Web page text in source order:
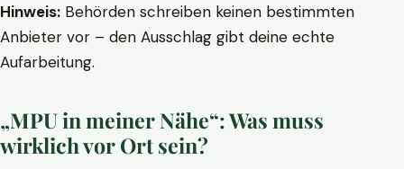
Hinweis: Behörden schreiben keinen bestimmten
Anbieter vor – den Ausschlag gibt deine echte
Aufarbeitung.
„MPU in meiner Nähe“: Was muss
wirklich vor Ort sein?